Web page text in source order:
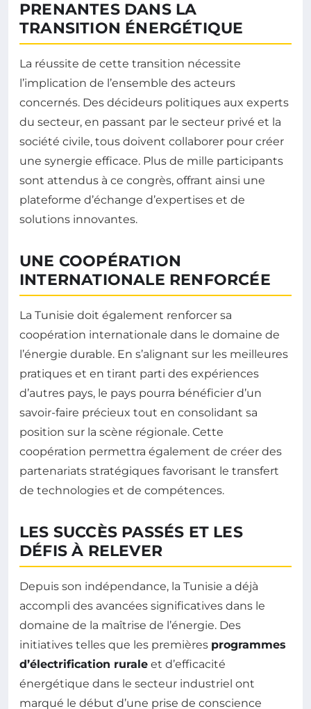
PRENANTES DANS LA
TRANSITION ÉNERGÉTIQUE
La réussite de cette transition nécessite
l’implication de l’ensemble des acteurs
concernés. Des décideurs politiques aux experts
du secteur, en passant par le secteur privé et la
société civile, tous doivent collaborer pour créer
une synergie efficace. Plus de mille participants
sont attendus à ce congrès, offrant ainsi une
plateforme d’échange d’expertises et de
solutions innovantes.
UNE COOPÉRATION
INTERNATIONALE RENFORCÉE
La Tunisie doit également renforcer sa
coopération internationale dans le domaine de
l’énergie durable. En s’alignant sur les meilleures
pratiques et en tirant parti des expériences
d’autres pays, le pays pourra bénéficier d’un
savoir-faire précieux tout en consolidant sa
position sur la scène régionale. Cette
coopération permettra également de créer des
partenariats stratégiques favorisant le transfert
de technologies et de compétences.
LES SUCCÈS PASSÉS ET LES
DÉFIS À RELEVER
Depuis son indépendance, la Tunisie a déjà
accompli des avancées significatives dans le
domaine de la maîtrise de l’énergie. Des
initiatives telles que les premières programmes
d’électrification rurale et d’efficacité
énergétique dans le secteur industriel ont
marqué le début d’une prise de conscience